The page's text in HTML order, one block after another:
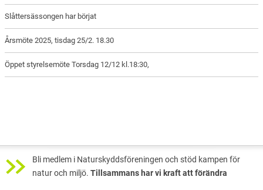
Slåttersässongen har börjat
Årsmöte 2025, tisdag 25/2. 18.30
Öppet styrelsemöte Torsdag 12/12 kl.18:30,
Bli medlem i Naturskyddsföreningen och stöd kampen för
natur och miljö. Tillsammans har vi kraft att förändra